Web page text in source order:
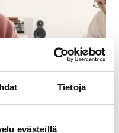
Tietoja
evästeillä